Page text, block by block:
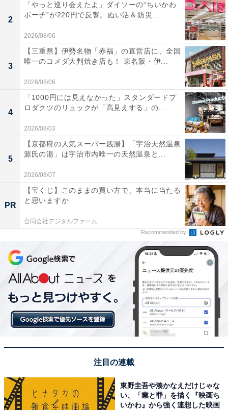
2
「やっと巡り会えたよ」ダイソーの“ちいかわ
ポーチ”が220円で反響。ぬい活＆防災...
2026/08/06
3
【三重県】伊勢名物「赤福」の直営店に、全国
唯一のコメダ大判焼き店も！ 東名阪・伊...
2026/08/06
4
「1000円には見えなかった」スタンダードプ
ロダクツのリュックが「高見えする」の...
2026/08/03
5
【京都府の人気スーパー銭湯】「宇治天然温泉
源氏の湯」は宇治市内唯一の天然温泉と...
2026/08/07
PR
【宝くじ】このままの買い方で、本当に当たる
と思いますか
合同会社デジタルファーム
Recommended by
注目の連載
東野圭吾や湊かなえだけじゃな
い、「業と罪」を描く『映画ち
いかわ』から強く連想した映画